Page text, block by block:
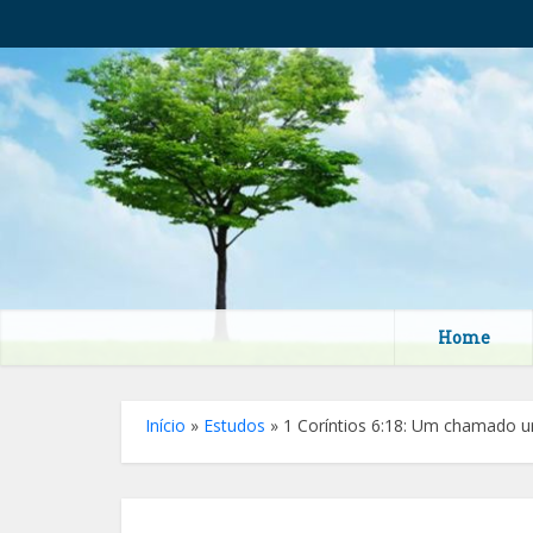
Home
Início » Estudos » 1 Coríntios 6:18: Um chamado